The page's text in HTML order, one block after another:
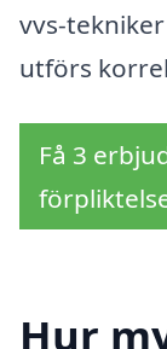
vvs-
utförs
Få 3
Hur